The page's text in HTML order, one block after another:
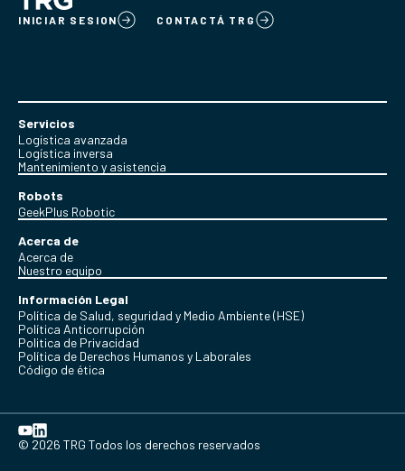
INICIAR SESION CONTACTÁ TRG
Servicios
Logística avanzada
Logística inversa
Mantenimiento y asistencia
Robots
GeekPlus Robotic
Acerca de
Acerca de
Nuestro equipo
Información Legal
Política de Salud, seguridad y Medio Ambiente (HSE)
Política Anticorrupción
Politica de Privacidad
Política de Derechos Humanos y Laborales
Código de ética
© 2026 TRG Todos los derechos reservados